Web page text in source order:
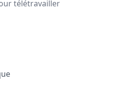
télétravailler